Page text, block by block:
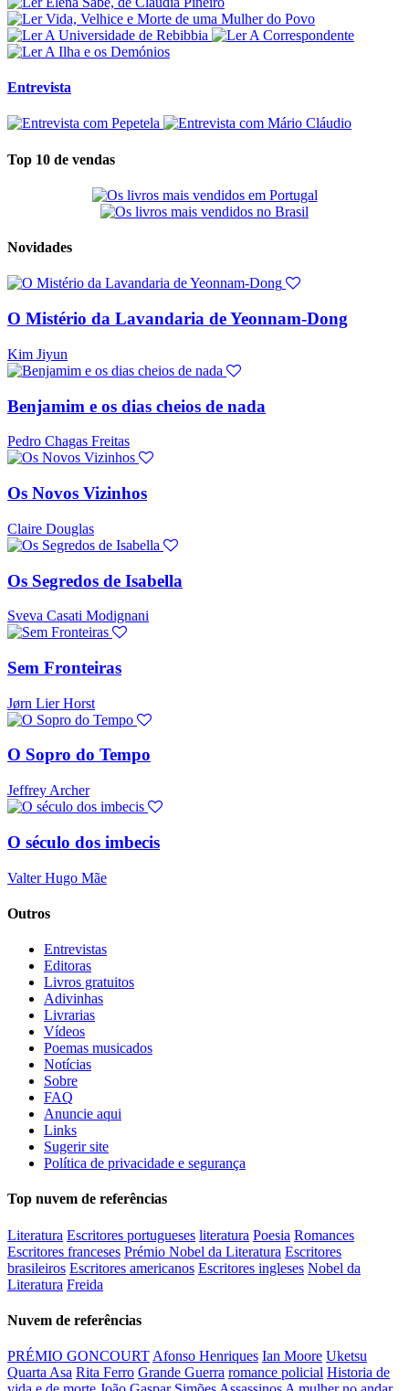
Entrevista
Top 10 de vendas
Novidades
O Mistério da Lavandaria de Yeonnam-Dong
Kim Jiyun
Benjamim e os dias cheios de nada
Pedro Chagas Freitas
Os Novos Vizinhos
Claire Douglas
Os Segredos de Isabella
Sveva Casati Modignani
Sem Fronteiras
Jørn Lier Horst
O Sopro do Tempo
Jeffrey Archer
O século dos imbecis
Valter Hugo Mãe
Outros
Entrevistas
Editoras
Livros gratuitos
Adivinhas
Livrarias
Vídeos
Poemas musicados
Notícias
Sobre
FAQ
Anuncie aqui
Links
Sugerir site
Política de privacidade e segurança
Top nuvem de referências
Literatura Escritores portugueses literatura Poesia Romances
Escritores franceses Prémio Nobel da Literatura Escritores
brasileiros Escritores americanos Escritores ingleses Nobel da
Literatura Freida
Nuvem de referências
PRÉMIO GONCOURT Afonso Henriques Ian Moore Uketsu
Quarta Asa Rita Ferro Grande Guerra romance policial Historia de